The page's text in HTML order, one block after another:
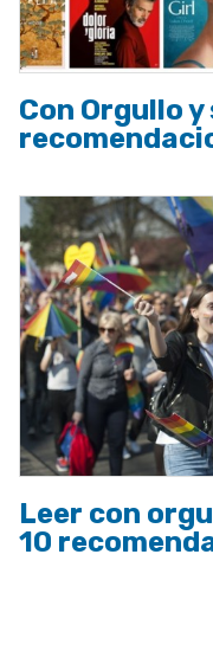
Con Orgullo
Leer con
10